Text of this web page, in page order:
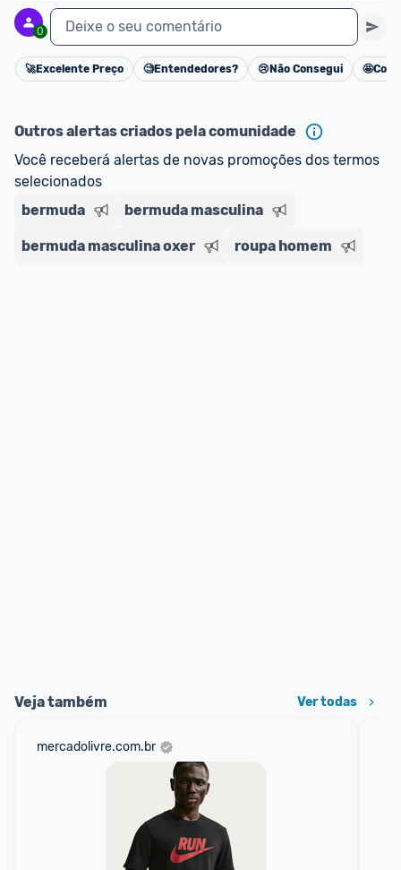
0 Deixe o seu comentário
Cancelar
🚀Excelente Preço 🧐Entendedores? 😢 Não Consegui 🤩
Outros alertas criados pela comunidade
Você receberá alertas de novas promoções dos termos
selecionados
bermuda
bermuda masculina
bermuda masculina oxer roupa homem
Veja também Ver todas
mercadolivre.com.br